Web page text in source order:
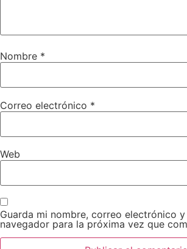
Nombre *
Correo electrónico *
Web
Guarda mi nombre, correo electrónico
navegador para la próxima vez que